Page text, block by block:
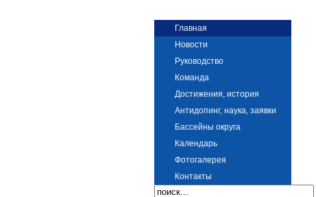
Главная
Новости
Руководство
Команда
Достижения, история
Антидопинг, наука, заявки
Бассейны округа
Календарь
Фотогалерея
Контакты